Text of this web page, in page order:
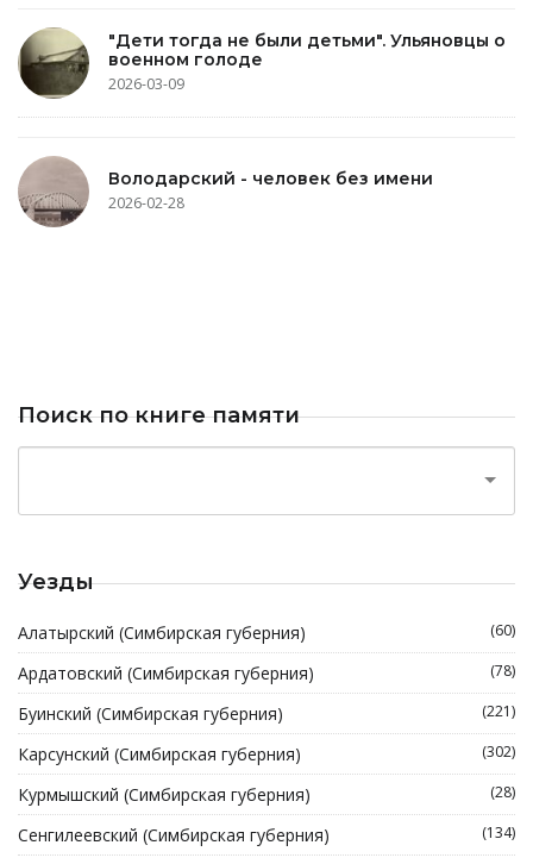
"Дети тогда не были детьми". Ульяновцы о
военном голоде
2026-03-09
Володарский - человек без имени
2026-02-28
Поиск по книге памяти
Уезды
Алатырский (Симбирская губерния) (60)
Ардатовский (Симбирская губерния) (78)
Буинский (Симбирская губерния) (221)
Карсунский (Симбирская губерния) (302)
Курмышский (Симбирская губерния) (28)
Сенгилеевский (Симбирская губерния)
(134)